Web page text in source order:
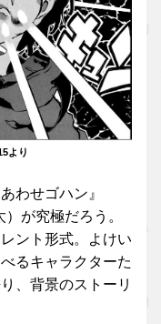
より
わせゴハン』
が究極だろう。
ント形式。よけい
るキャラクターた
、背景のストーリ